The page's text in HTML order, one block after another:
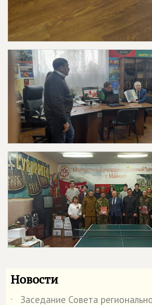
Новости
˙
Заседание Совета